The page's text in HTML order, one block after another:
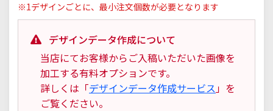
※1デザインごとに、最小注文個数が必要となります
デザインデータ作成について
当店にてお客様からご入稿いただいた画像を
加工する有料オプションです。
詳しくは「デザインデータ作成サービス」を
ご覧ください。